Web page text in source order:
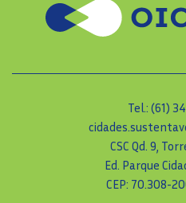
Tel.: (61)
CSC Qd. 9,
Ed. Parque
CEP: 70.308-